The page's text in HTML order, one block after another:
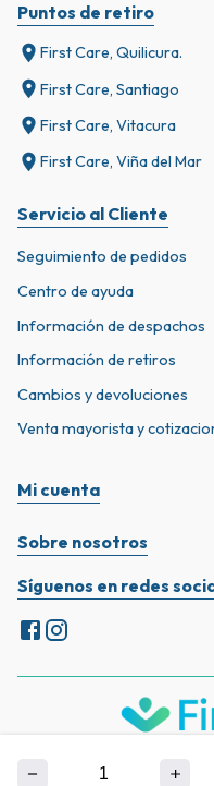
Puntos de retiro
First Care, Quilicura.
First Care, Santiago
First Care, Vitacura
First Care, Viña del Mar
Servicio al Cliente
Seguimiento de pedidos
Centro de ayuda
Información de despachos
Información de retiros
Cambios y devoluciones
Venta mayorista y
Mi cuenta
Sobre nosotros
Síguenos en redes
FirstCare 2023 ©